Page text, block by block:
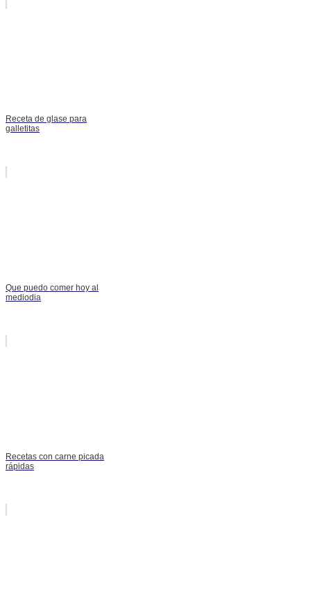
Receta de glase para
galletitas
Que puedo comer hoy al
mediodia
Recetas con carne picada
rápidas